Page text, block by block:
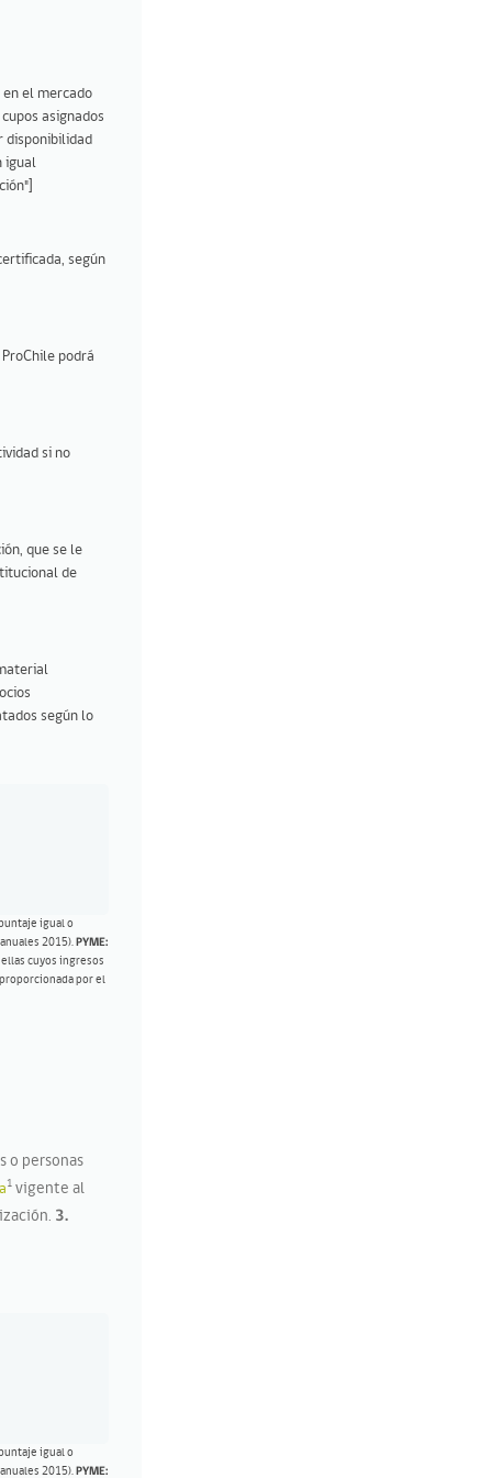
el mercado
asignados
disponibilidad
igual
según
podrá
si no
que se le
de
según lo
igual o
2015). PYME:
cuyos ingresos
por el
o personas
1 vigente al
3.
igual o
2015). PYME: